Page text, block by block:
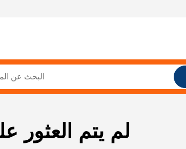
لم يتم العثور